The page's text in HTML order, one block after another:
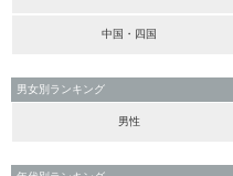
中国・四国
男女別ランキング
男性